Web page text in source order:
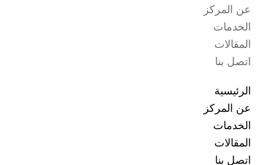
عن المركز
الخدمات
المقالات
اتصل بنا
الرئيسية
عن المركز
الخدمات
المقالات
اتصل بنا